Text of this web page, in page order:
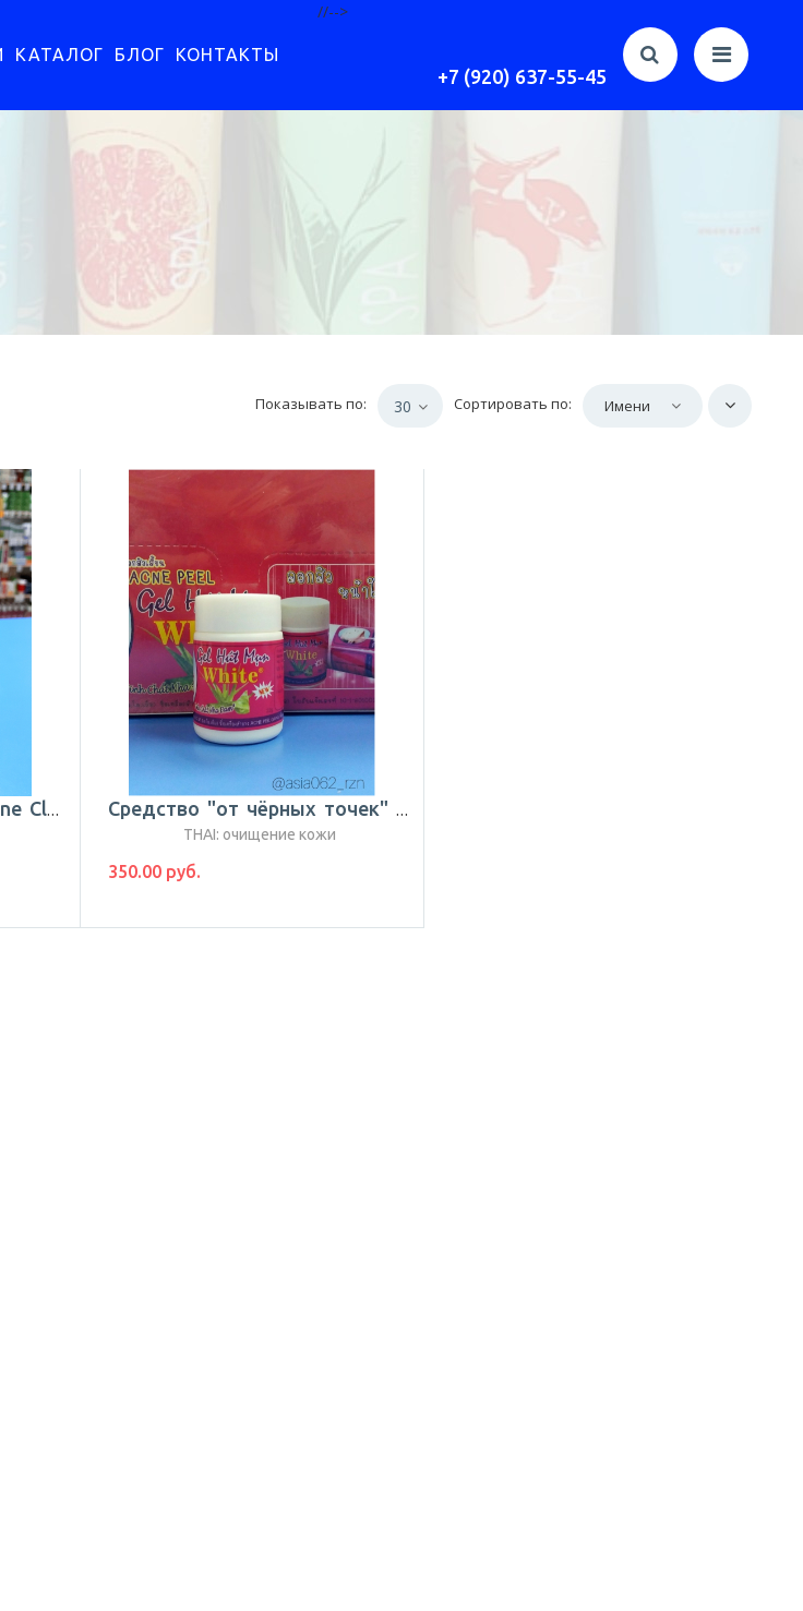
КАТАЛОГ БЛОГ КОНТАКТЫ
//-->
+7 (920) 637-55-45
Сортировать по: Имени
Показывать по: 30
Пенка для умывания Acne Clear | 85 гр | Mistine |Таиланд Средство "от чёрных точек" | Таиланд
THAI: очищение кожи
350.00 руб.